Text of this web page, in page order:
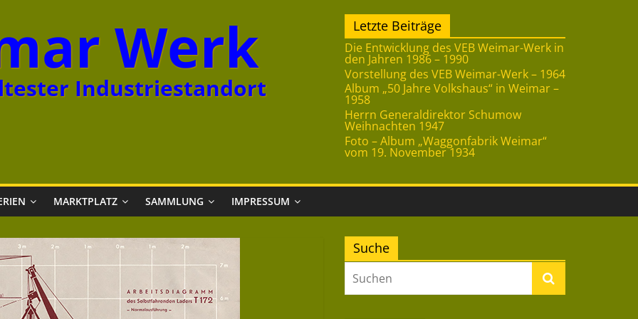
Werk
Industriestandort
Letzte Beiträge
Die Entwicklung des VEB Weimar-Werk in
den Jahren 1986 – 1990
Vorstellung des VEB Weimar-Werk – 1964
Album „50 Jahre Volkshaus“ in Weimar –
1958
Herrn Generaldirektor Schumow
Weihnachten 1947
Foto – Album „Waggonfabrik Weimar“
vom 19. November 1934
MARKTPLATZ SAMMLUNG IMPRESSUM
Suche